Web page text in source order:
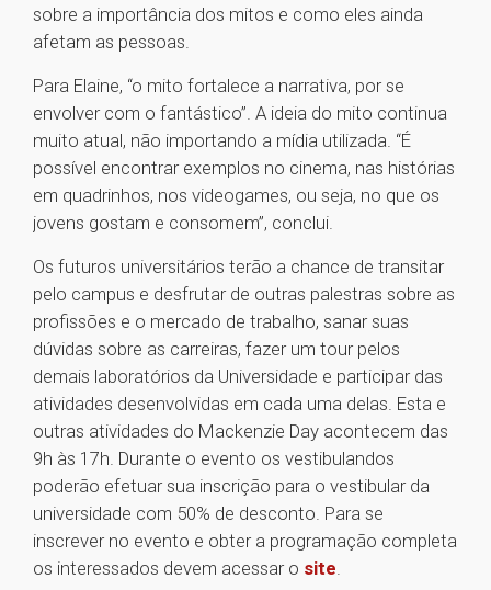
sobre a importância dos mitos e como eles ainda
afetam as pessoas.
Para Elaine, “o mito fortalece a narrativa, por se
envolver com o fantástico”. A ideia do mito continua
muito atual, não importando a mídia utilizada. “É
possível encontrar exemplos no cinema, nas histórias
em quadrinhos, nos videogames, ou seja, no que os
jovens gostam e consomem”, conclui.
Os futuros universitários terão a chance de transitar
pelo campus e desfrutar de outras palestras sobre as
profissões e o mercado de trabalho, sanar suas
dúvidas sobre as carreiras, fazer um tour pelos
demais laboratórios da Universidade e participar das
atividades desenvolvidas em cada uma delas. Esta e
outras atividades do Mackenzie Day acontecem das
9h às 17h. Durante o evento os vestibulandos
poderão efetuar sua inscrição para o vestibular da
universidade com 50% de desconto. Para se
inscrever no evento e obter a programação completa
os interessados devem acessar o site.